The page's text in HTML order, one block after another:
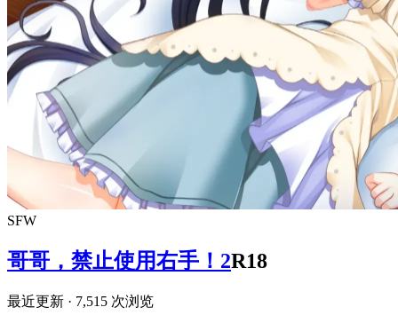
SFW
哥哥，禁止使用右手！2R18
最近更新 · 7,515 次浏览